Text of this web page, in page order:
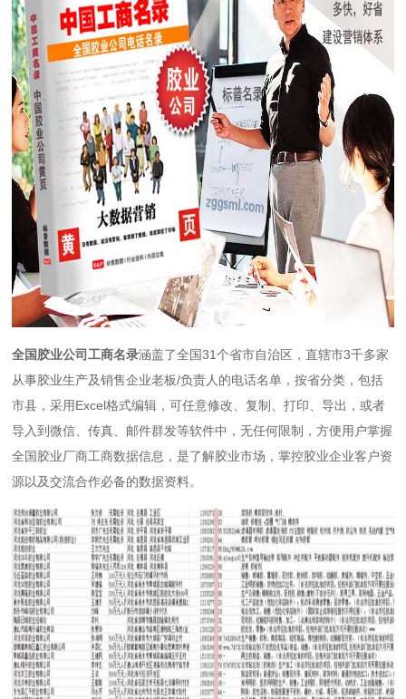
全国胶业公司工商名录涵盖了全国31个省市自治区，直辖市3千多家
从事胶业生产及销售企业老板/负责人的电话名单，按省分类，包括
市县，采用Excel格式编辑，可任意修改、复制、打印、导出，或者
导入到微信、传真、邮件群发等软件中，无任何限制，方便用户掌握
全国胶业厂商工商数据信息，是了解胶业市场，掌控胶业企业客户资
源以及交流合作必备的数据资料。